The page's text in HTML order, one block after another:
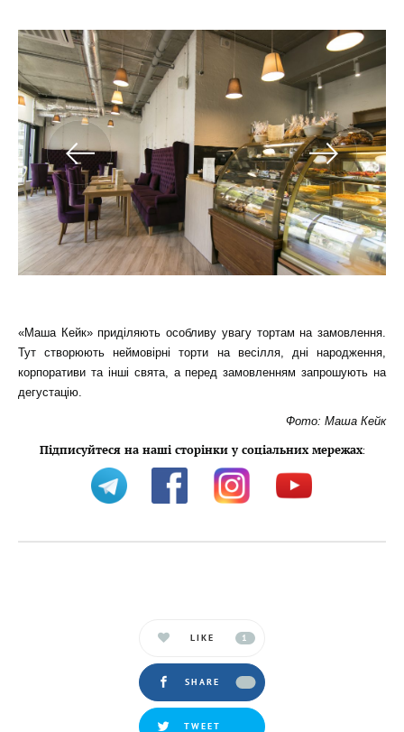
«Маша Кейк» приділяють особливу увагу тортам на замовлення.
Тут створюють неймовірні торти на весілля, дні народження,
корпоративи та інші свята, а перед замовленням запрошують на
дегустацію.
Фото: Маша Кейк
Підписуйтеся на наші сторінки у соціальних мережах:
LIKE 1
SHARE
TWEET